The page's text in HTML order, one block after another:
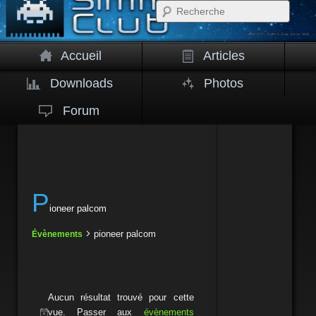
Accueil
Articles
Downloads
Photos
Forum
pioneer palcom
Évènements pioneer palcom
Aucun résultat trouvé pour cette
vue. Passer aux évènements